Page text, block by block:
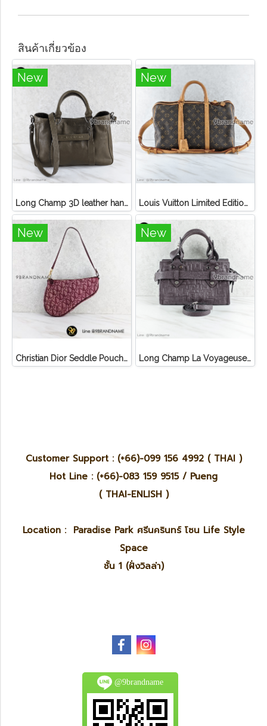
สินค้าเกี่ยวข้อง
New
Long Champ 3D leather handbag
New
Louis Vuitton Limited Edition Monogram Canvas Sofia Coppola SC Bag
New
Christian Dior Seddle Pouch Accessory Hand Bag
New
Long Champ La Voyageuse Bag Leather
Customer Support : (+66)-099 156 4992 ( THAI )
Hot Line : (+66)-083 159 9515 / Pueng
( THAI-ENLISH )
Location : Paradise Park ศรีนครินทร์ โซน Life Style
Space
ชั้น 1 (ฝั่งวิลล่า)
@9brandname